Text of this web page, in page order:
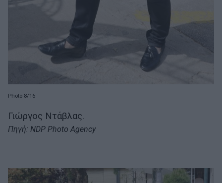
Photo 8/16
Γιώργος Ντάβλας.
Πηγή: NDP Photo Agency